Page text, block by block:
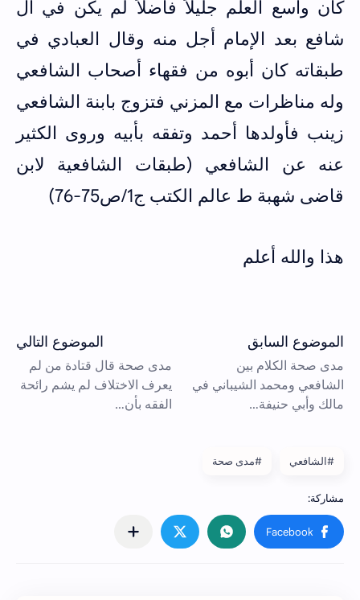
كان واسع العلم جليلاً فاضلاً لم يكن في آل
شافع بعد الإمام أجل منه وقال العبادي في
طبقاته كان أبوه من فقهاء أصحاب الشافعي
وله مناظرات مع المزني فتزوج بابنة الشافعي
زينب فأولدها أحمد وتفقه بأبيه وروى الكثير
عنه عن الشافعي (طبقات الشافعية لابن
قاضى شهبة ط عالم الكتب ج1/ص75-76)
هذا والله أعلم
#الشافعي #مدى صحة